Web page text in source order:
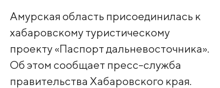
Амурская область присоединилась к
хабаровскому туристическому
проекту «Паспорт дальневосточника».
Об этом сообщает пресс-служба
правительства Хабаровского края.